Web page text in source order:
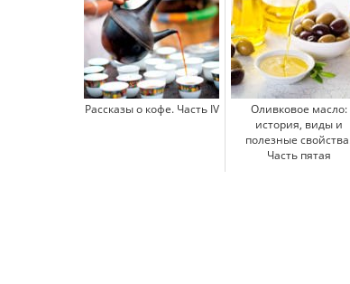
Рассказы о кофе. Часть IV
Оливковое масло:
история, виды и
полезные
Часть пятая